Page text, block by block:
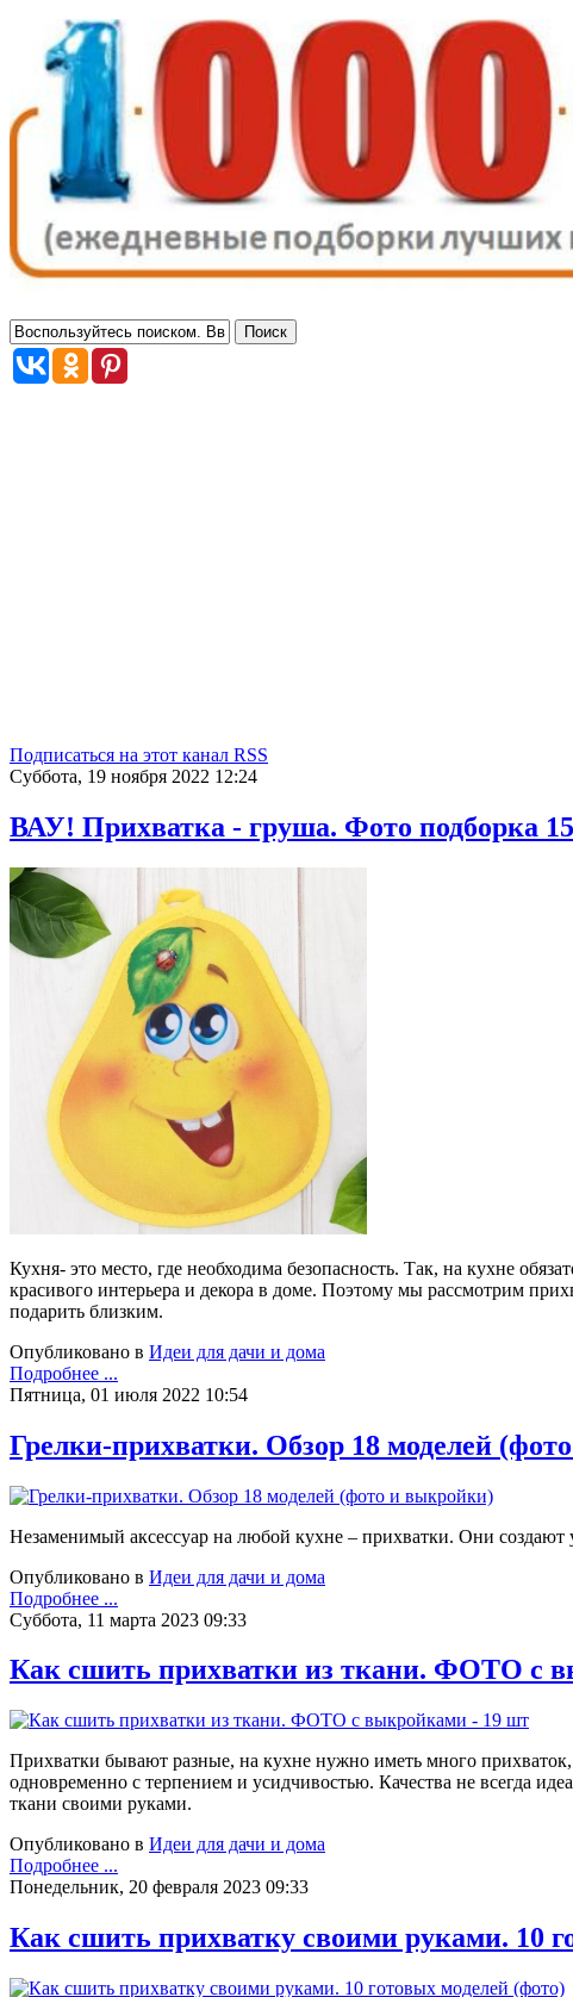
Подписаться на этот канал RSS
Суббота, 19 ноября 2022 12:24
ВАУ! Прихватка - груша. Фото подборка
Кухня- это место, где необходима безопасность. Так, на кухне
красивого интерьера и декора в доме. Поэтому мы рассмотрим
подарить близким.
Опубликовано в Идеи для дачи и дома
Подробнее ...
Пятница, 01 июля 2022 10:54
Грелки-прихватки. Обзор 18 моделей
Незаменимый аксессуар на любой кухне – прихватки. Они
Опубликовано в Идеи для дачи и дома
Подробнее ...
Суббота, 11 марта 2023 09:33
Как сшить прихватки из ткани. ФОТО с
Прихватки бывают разные, на кухне нужно иметь много
одновременно с терпением и усидчивостью. Качества не всегда
ткани своими руками.
Опубликовано в Идеи для дачи и дома
Подробнее ...
Понедельник, 20 февраля 2023 09:33
Как сшить прихватку своими руками. 10